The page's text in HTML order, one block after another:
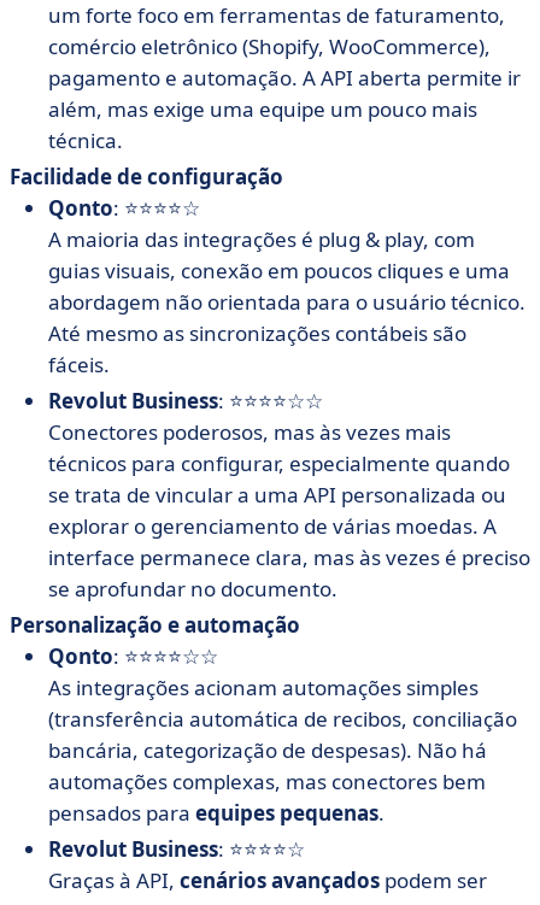
um forte foco em ferramentas de faturamento,
comércio eletrônico (Shopify, WooCommerce),
pagamento e automação. A API aberta permite ir
além, mas exige uma equipe um pouco mais
técnica.
Facilidade de configuração
Qonto: ⭐⭐⭐⭐☆
A maioria das integrações é plug & play, com
guias visuais, conexão em poucos cliques e uma
abordagem não orientada para o usuário técnico.
Até mesmo as sincronizações contábeis são
fáceis.
Revolut Business: ⭐⭐⭐⭐☆☆
Conectores poderosos, mas às vezes mais
técnicos para configurar, especialmente quando
se trata de vincular a uma API personalizada ou
explorar o gerenciamento de várias moedas. A
interface permanece clara, mas às vezes é preciso
se aprofundar no documento.
Personalização e automação
Qonto: ⭐⭐⭐⭐☆☆
As integrações acionam automações simples
(transferência automática de recibos, conciliação
bancária, categorização de despesas). Não há
automações complexas, mas conectores bem
pensados para equipes pequenas.
Revolut Business: ⭐⭐⭐⭐☆
Graças à API, cenários avançados podem ser